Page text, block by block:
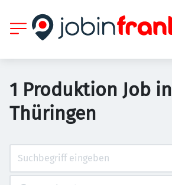
1 Produktion Job in
Thüringen